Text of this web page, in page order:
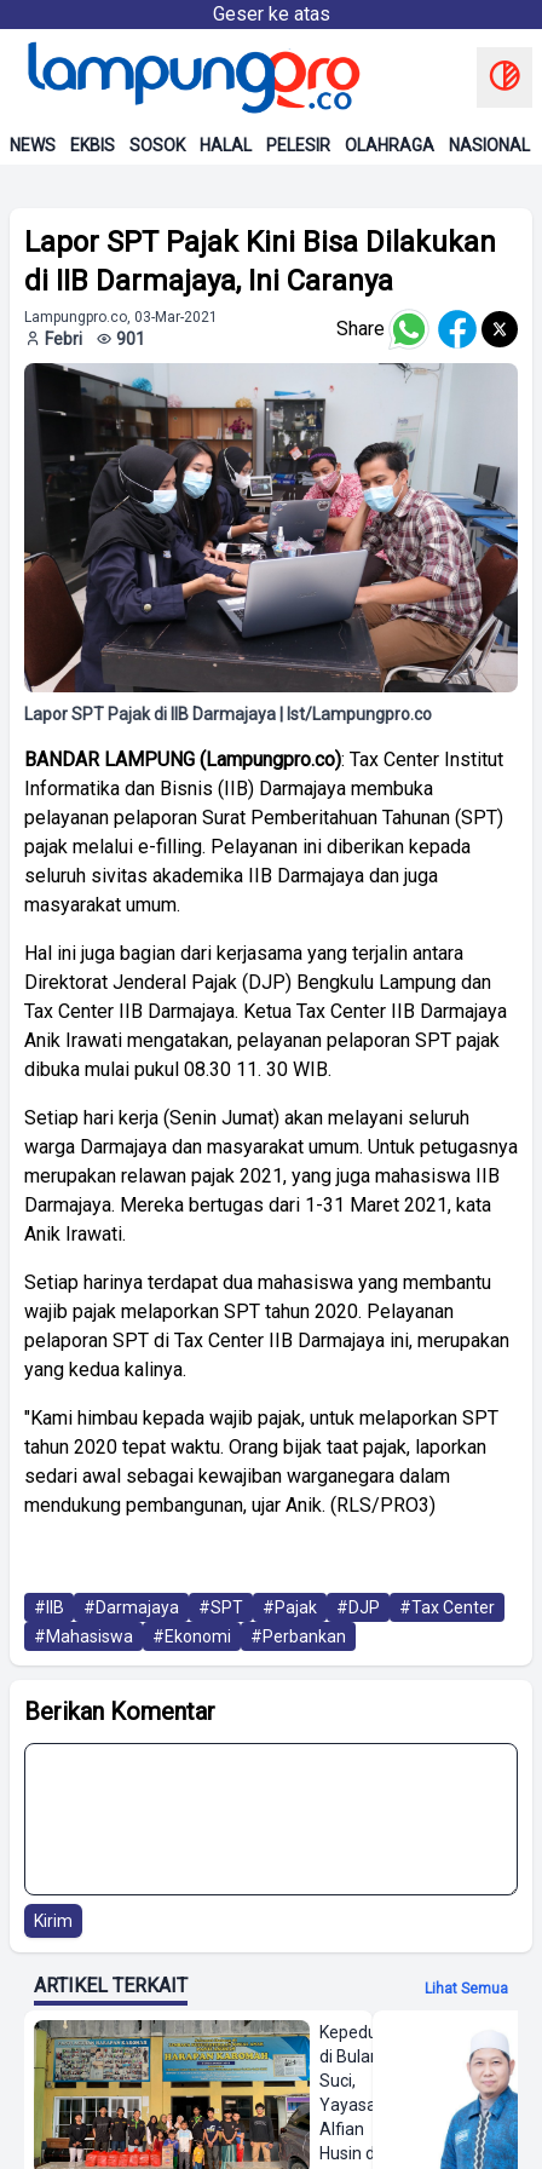
Geser ke atas
NEWS EKBIS SOSOK HALAL PELESIR OLAHRAGA NASIONAL
Lapor SPT Pajak Kini Bisa Dilakukan
di IIB Darmajaya, Ini Caranya
Lampungpro.co, 03-Mar-2021
Febri 901 Share
Lapor SPT Pajak di IIB Darmajaya | Ist/Lampungpro.co
BANDAR LAMPUNG (Lampungpro.co): Tax Center Institut
Informatika dan Bisnis (IIB) Darmajaya membuka
pelayanan pelaporan Surat Pemberitahuan Tahunan (SPT)
pajak melalui e-filling. Pelayanan ini diberikan kepada
seluruh sivitas akademika IIB Darmajaya dan juga
masyarakat umum.
Hal ini juga bagian dari kerjasama yang terjalin antara
Direktorat Jenderal Pajak (DJP) Bengkulu Lampung dan
Tax Center IIB Darmajaya. Ketua Tax Center IIB Darmajaya
Anik Irawati mengatakan, pelayanan pelaporan SPT pajak
dibuka mulai pukul 08.30 11. 30 WIB.
Setiap hari kerja (Senin Jumat) akan melayani seluruh
warga Darmajaya dan masyarakat umum. Untuk petugasnya
merupakan relawan pajak 2021, yang juga mahasiswa IIB
Darmajaya. Mereka bertugas dari 1-31 Maret 2021, kata
Anik Irawati.
Setiap harinya terdapat dua mahasiswa yang membantu
wajib pajak melaporkan SPT tahun 2020. Pelayanan
pelaporan SPT di Tax Center IIB Darmajaya ini, merupakan
yang kedua kalinya.
"Kami himbau kepada wajib pajak, untuk melaporkan SPT
tahun 2020 tepat waktu. Orang bijak taat pajak, laporkan
sedari awal sebagai kewajiban warganegara dalam
mendukung pembangunan, ujar Anik. (RLS/PRO3)
#IIB #Darmajaya #SPT #Pajak #DJP
#Tax Center
#Mahasiswa
#Ekonomi #Perbankan
Berikan Komentar
Kirim
ARTIKEL TERKAIT Lihat Semua
Kepedulian
di Bulan
Suci,
Yayasan
Alfian
Husin dan